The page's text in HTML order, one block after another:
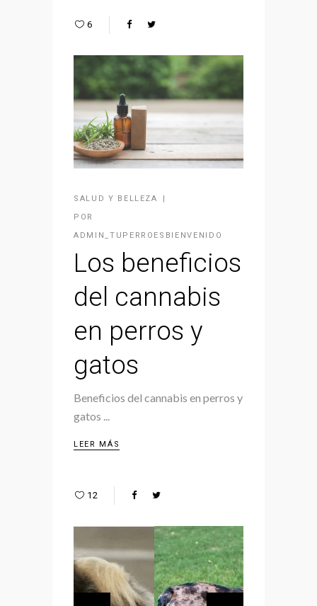
6
SALUD Y BELLEZA
POR
ADMIN_TUPERROESBIENVENIDO
Los beneficios
del cannabis
en perros y
gatos
Beneficios del cannabis en perros y
gatos
LEER MÁS
12